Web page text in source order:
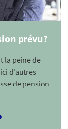
prévu?
la peine de
d’autres
de pension